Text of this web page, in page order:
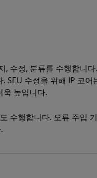
정, 분류를 수행합니
수정을 위해 IP 코
높입니다.
수행합니다. 오류 주입